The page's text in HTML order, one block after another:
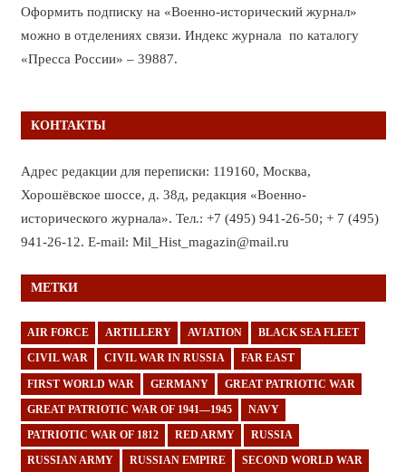
Оформить подписку на «Военно-исторический журнал»
можно в отделениях связи. Индекс журнала по каталогу
«Пресса России» – 39887.
КОНТАКТЫ
Адрес редакции для переписки: 119160, Москва,
Хорошёвское шоссе, д. 38д, редакция «Военно-
исторического журнала». Тел.: +7 (495) 941-26-50; + 7 (495)
941-26-12. E-mail: Mil_Hist_magazin@mail.ru
МЕТКИ
AIR FORCE ARTILLERY AVIATION BLACK SEA FLEET
CIVIL WAR CIVIL WAR IN RUSSIA FAR EAST
FIRST WORLD WAR GERMANY GREAT PATRIOTIC WAR
GREAT PATRIOTIC WAR OF 1941—1945 NAVY
PATRIOTIC WAR OF 1812 RED ARMY RUSSIA
RUSSIAN ARMY RUSSIAN EMPIRE SECOND WORLD WAR